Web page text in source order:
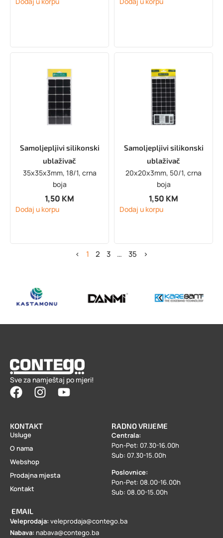
Samoljepljivi silikonski
ublaživač
35x35x3mm, 18/1, crna
boja
1,50 KM
Dodaj u korpu
Samoljepljivi silikonski
ublaživač
20x20x3mm, 50/1, crna
boja
1,50 KM
Dodaj u korpu
< 1 2 3 … 35 >
Sve za namještaj po mjeri!
KONTAKT
Usluge
O nama
Webshop
Prodajna mjesta
Kontakt
EMAIL
Veleprodaja: veleprodaja@contego.ba
Nabava: nabava@contego.ba
RADNO VRIJEME
Centrala:
Pon-Pet: 07.30-16.00h
Sub: 07.30-15.00h
Poslovnice:
Pon-Pet: 08.00-16.00h
Sub: 08.00-15.00h